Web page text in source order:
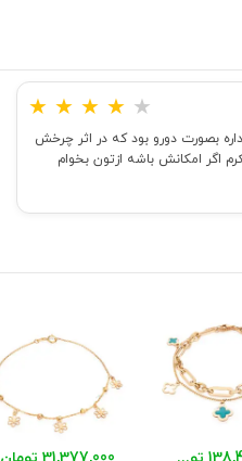
★ ★ ★ ★ ★
بصورت دورو بود که در اثر چرخش
اگر امکانش باشه ازتون بخوام